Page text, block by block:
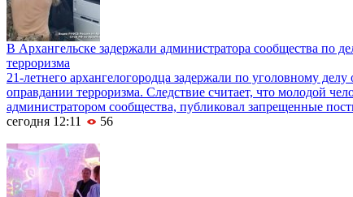
В Архангельске задержали администратора сообщества по
терроризма
21-летнего архангелогородца задержали по уголовному
оправдании терроризма. Следствие считает, что молодой
администратором сообщества, публиковал запрещенные
сегодня 12:11
56